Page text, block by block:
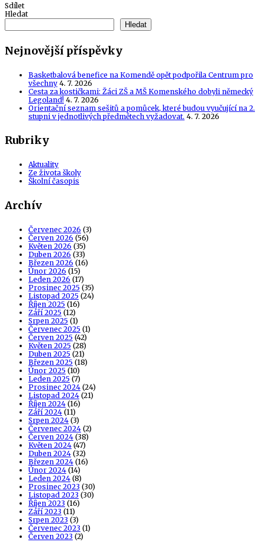
Sdílet
Hledat
Hledat
Nejnovější příspěvky
Basketbalová benefice na Komendě opět podpořila Centrum pro
všechny 4. 7. 2026
Cesta za kostičkami: Žáci ZŠ a MŠ Komenského dobyli německý
Legoland! 4. 7. 2026
Orientační seznam sešitů a pomůcek, které budou vyučující na 2.
stupni v jednotlivých předmětech vyžadovat. 4. 7. 2026
Rubriky
Aktuality
Ze života školy
Školní časopis
Archív
Červenec 2026 (3)
Červen 2026 (56)
Květen 2026 (35)
Duben 2026 (33)
Březen 2026 (16)
Únor 2026 (15)
Leden 2026 (17)
Prosinec 2025 (35)
Listopad 2025 (24)
Říjen 2025 (16)
Září 2025 (12)
Srpen 2025 (1)
Červenec 2025 (1)
Červen 2025 (42)
Květen 2025 (28)
Duben 2025 (21)
Březen 2025 (18)
Únor 2025 (10)
Leden 2025 (7)
Prosinec 2024 (24)
Listopad 2024 (21)
Říjen 2024 (16)
Září 2024 (11)
Srpen 2024 (3)
Červenec 2024 (2)
Červen 2024 (38)
Květen 2024 (47)
Duben 2024 (32)
Březen 2024 (16)
Únor 2024 (14)
Leden 2024 (8)
Prosinec 2023 (30)
Listopad 2023 (30)
Říjen 2023 (16)
Září 2023 (11)
Srpen 2023 (3)
Červenec 2023 (1)
Červen 2023 (2)